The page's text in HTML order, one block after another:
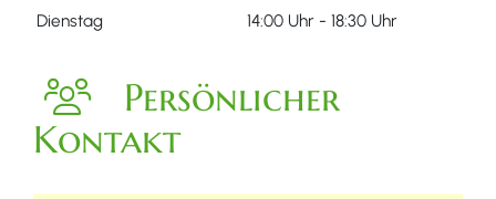
Dienstag
14:00 Uhr - 18:30 Uhr
Persönlicher
Kontakt